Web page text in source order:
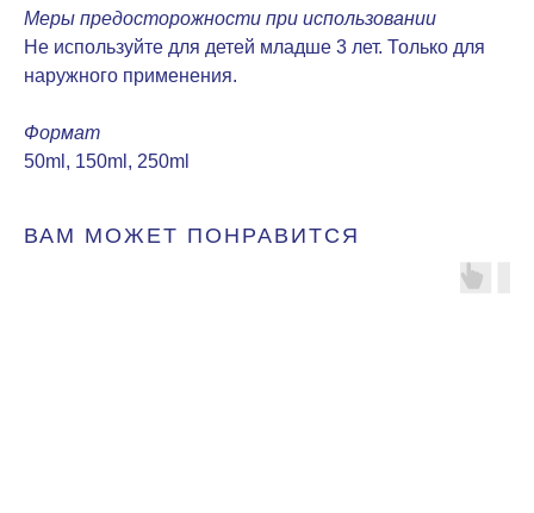
Меры предосторожности при использовании
Не используйте для детей младше 3 лет. Только для
наружного применения.
Формат
50ml, 150ml, 250ml
ВАМ МОЖЕТ ПОНРАВИТСЯ